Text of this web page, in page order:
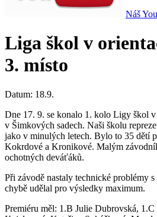
Náš
Liga škol v
3. místo
Datum: 18.9.
Dne 17. 9. se konalo 1. kolo Ligy škol v
v Šimkových sadech. Naši školu
jako v minulých letech. Bylo to 35 dětí
Kokrdové a Kronikové. Malým
ochotných deváťáků.
Při závodě nastaly technické problémy
chybě udělal pro výsledky maximum.
Premiéru měl: 1.B Julie Dubrovská,